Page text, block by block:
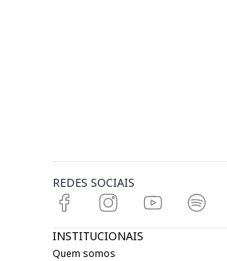
REDES SOCIAIS
INSTITUCIONAIS
Quem somos